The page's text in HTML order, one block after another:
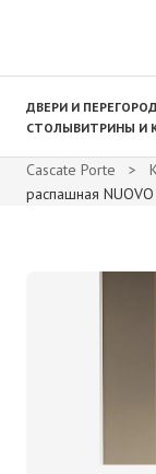
ДВЕРИ И
СТОЛЫВИТРИНЫ И
Cascate Porte >
распашная